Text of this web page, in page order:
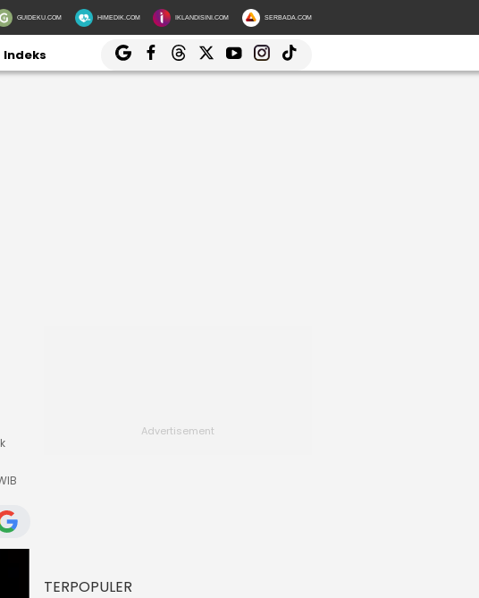
GUIDEKU.COM HIMEDIK.COM IKLANDISINI.COM SERBADA.COM
Indeks
TERPOPULER